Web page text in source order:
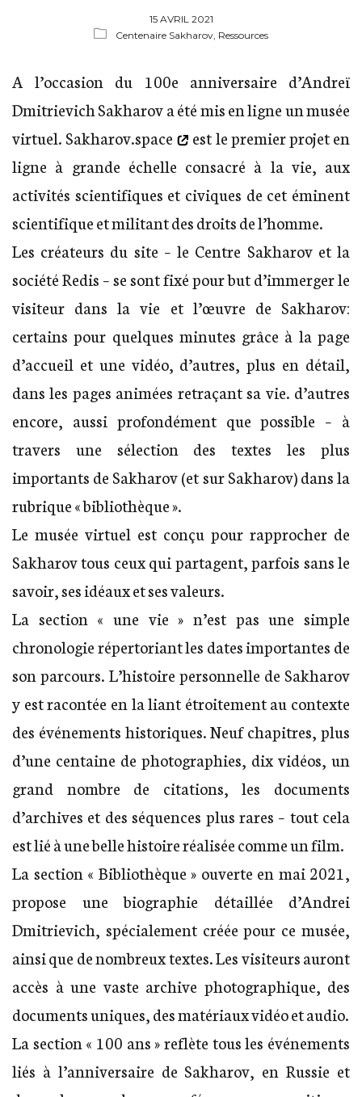
15 AVRIL 2021
Centenaire Sakharov, Ressources
A l’occasion du 100e anniversaire d’Andreï
Dmitrievich Sakharov a été mis en ligne un musée
virtuel. Sakharov.space
est le premier projet en
ligne à grande échelle consacré à la vie, aux
activités scientifiques et civiques de cet éminent
scientifique et militant des droits de l’homme.
Les créateurs du site – le Centre Sakharov et la
société Redis – se sont fixé pour but d’immerger le
visiteur dans la vie et l’œuvre de Sakharov:
certains pour quelques minutes grâce à la page
d’accueil et une vidéo, d’autres, plus en détail,
dans les pages animées retraçant sa vie. d’autres
encore, aussi profondément que possible – à
travers une sélection des textes les plus
importants de Sakharov (et sur Sakharov) dans la
rubrique « bibliothèque ».
Le musée virtuel est conçu pour rapprocher de
Sakharov tous ceux qui partagent, parfois sans le
savoir, ses idéaux et ses valeurs.
La section « une vie » n’est pas une simple
chronologie répertoriant les dates importantes de
son parcours. L’histoire personnelle de Sakharov
y est racontée en la liant étroitement au contexte
des événements historiques. Neuf chapitres, plus
d’une centaine de photographies, dix vidéos, un
grand nombre de citations, les documents
d’archives et des séquences plus rares – tout cela
est lié à une belle histoire réalisée comme un film.
La section « Bibliothèque » ouverte en mai 2021,
propose une biographie détaillée d’Andrei
Dmitrievich, spécialement créée pour ce musée,
ainsi que de nombreux textes. Les visiteurs auront
accès à une vaste archive photographique, des
documents uniques, des matériaux vidéo et audio.
La section « 100 ans » reflète tous les événements
liés à l’anniversaire de Sakharov, en Russie et